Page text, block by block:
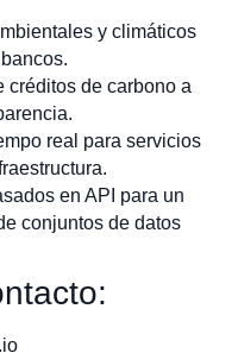
y climáticos
créditos de carbono a
real para servicios
en API para un
conjuntos de datos